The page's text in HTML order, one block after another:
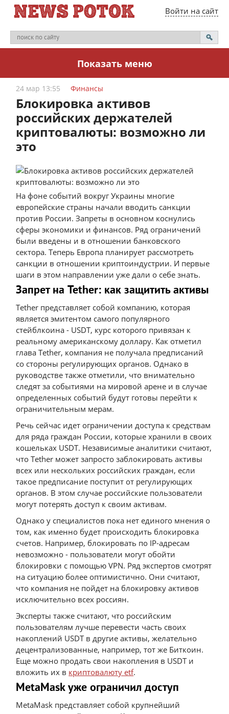
Войти на сайт
Показать меню
24 мар 13:55 Финансы
Блокировка активов
российских держателей
криптовалюты: возможно ли
это
На фоне событий вокруг Украины многие
европейские страны начали вводить санкции
против России. Запреты в основном коснулись
сферы экономики и финансов. Ряд ограничений
были введены и в отношении банковского
сектора. Теперь Европа планирует рассмотреть
санкции в отношении криптоиндустрии. И первые
шаги в этом направлении уже дали о себе знать.
Запрет на Tether: как защитить активы
Tether представляет собой компанию, которая
является эмитентом самого популярного
стейблкоина - USDT, курс которого привязан к
реальному американскому доллару. Как отметил
глава Tether, компания не получала предписаний
со стороны регулирующих органов. Однако в
руководстве также отметили, что внимательно
следят за событиями на мировой арене и в случае
определенных событий будут готовы перейти к
ограничительным мерам.
Речь сейчас идет ограничении доступа к средствам
для ряда граждан России, которые хранили в своих
кошельках USDT. Независимые аналитики считают,
что Tether может запросто заблокировать активы
всех или нескольких российских граждан, если
такое предписание поступит от регулирующих
органов. В этом случае российские пользователи
могут потерять доступ к своим активам.
Однако у специалистов пока нет единого мнения о
том, как именно будет происходить блокировка
счетов. Например, блокировать по IP-адресам
невозможно - пользователи могут обойти
блокировки с помощью VPN. Ряд экспертов смотрят
на ситуацию более оптимистично. Они считают,
что компания не пойдет на блокировку активов
исключительно всех россиян.
Эксперты также считают, что российским
пользователям лучше перевести часть своих
накоплений USDT в другие активы, желательно
децентрализованные, например, тот же Биткоин.
Еще можно продать свои накопления в USDT и
вложить их в криптовалюту etf.
MetaMask уже ограничил доступ
MetaMask представляет собой крупнейший